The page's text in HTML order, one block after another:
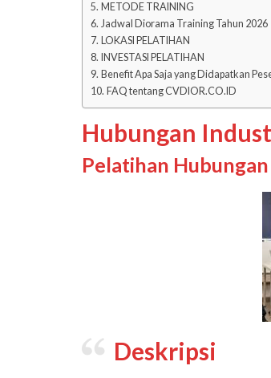
METODE TRAINING
Jadwal Diorama Training Tahun 2026
LOKASI PELATIHAN
INVESTASI PELATIHAN
Benefit Apa Saja yang Didapatkan
FAQ tentang CVDIOR.CO.ID
Hubungan
Pelatihan
Deskripsi